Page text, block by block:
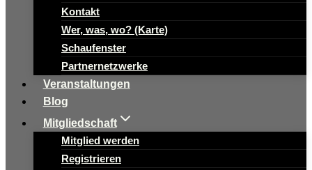
Kontakt
Wer, was, wo? (Karte)
Schaufenster
Partnernetzwerke
Veranstaltungen
Blog
Mitgliedschaft
Mitglied werden
Registrieren